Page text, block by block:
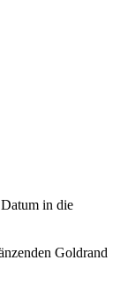
in die
Goldrand